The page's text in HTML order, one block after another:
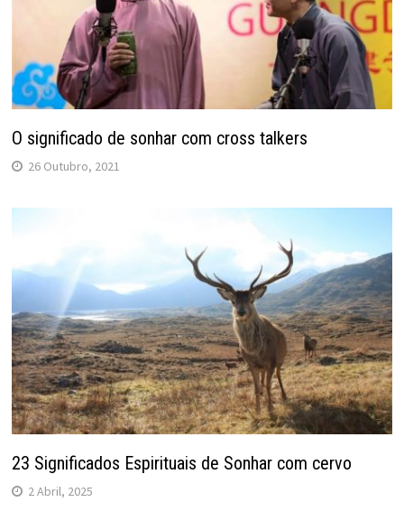
O significado de sonhar com cross talkers
26 Outubro, 2021
23 Significados Espirituais de Sonhar com cervo
2 Abril, 2025